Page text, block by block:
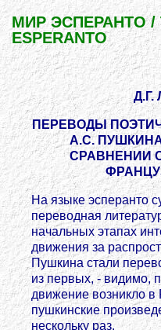
МИР ЭСПЕРАНТО /
ESPERANTO
Д.Г.
ПЕРЕВОДЫ
А.С.
СРАВНЕНИИ
На языке эсперанто
переводная
начальных этапах
движения за
Пушкина стали
из первых, - видимо,
движение возникло в
пушкинские
нескольку раз.